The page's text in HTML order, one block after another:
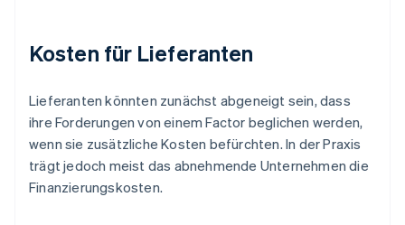
Kosten für Lieferanten
Lieferanten könnten zunächst abgeneigt sein, dass
ihre Forderungen von einem Factor beglichen werden,
wenn sie zusätzliche Kosten befürchten. In der Praxis
trägt jedoch meist das abnehmende Unternehmen die
Finanzierungskosten.